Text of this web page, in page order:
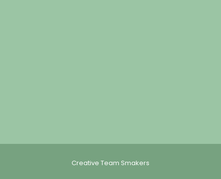
Creative Team Smakers